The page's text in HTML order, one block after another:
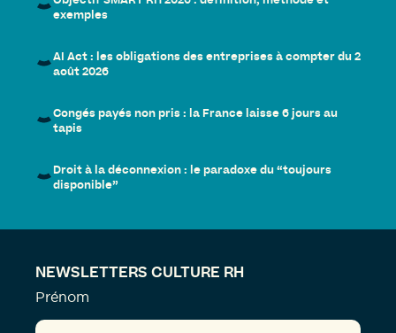
exemples
AI Act : les obligations des entreprises à compter du 2
août 2026
Congés payés non pris : la France laisse 6 jours au
tapis
Droit à la déconnexion : le paradoxe du “toujours
disponible”
NEWSLETTERS CULTURE RH
Prénom